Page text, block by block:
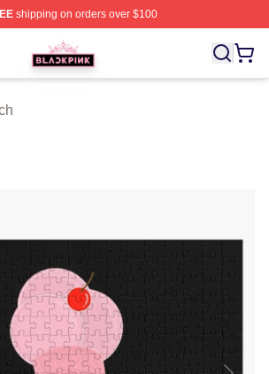
shipping on orders over $100
- Official BLACKPINK Merchandise